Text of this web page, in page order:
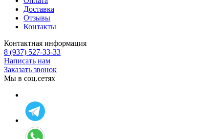
Доставка
Отзывы
Контакты
Контактная информация
8 (937) 527-33-33
Написать нам
Заказать звонок
Мы в соц.сетях